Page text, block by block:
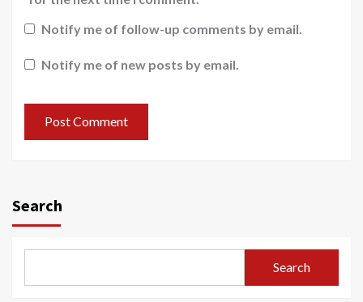
Notify me of follow-up comments by email.
Notify me of new posts by email.
Search
Search